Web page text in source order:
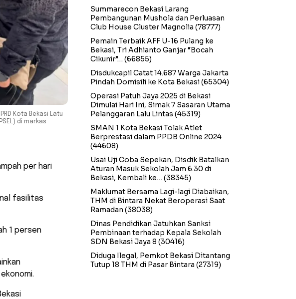
Kota Bekasi Latu
di markas
per hari
fasilitas
1 persen
Summarecon Bekasi Larang
Pembangunan Mushola dan Perluasan
Club House Cluster Magnolia (78777)
Pemain Terbaik AFF U-16 Pulang ke
Bekasi, Tri Adhianto Ganjar “Bocah
Cikunir”… (66855)
Disdukcapil Catat 14.687 Warga Jakarta
Pindah Domisili ke Kota Bekasi(65304)
Operasi Patuh Jaya 2025 di Bekasi
Dimulai Hari Ini, Simak 7 Sasaran Utama
Pelanggaran Lalu Lintas (45319)
SMAN 1 Kota Bekasi Tolak Atlet
Berprestasi dalam PPDB Online 2024
(44608)
Usai Uji Coba Sepekan, Disdik Batalkan
Aturan Masuk Sekolah Jam 6.30 di
Bekasi, Kembali ke… (38345)
Maklumat Bersama Lagi-lagi Diabaikan,
THM di Bintara Nekat Beroperasi Saat
Ramadan (38038)
Dinas Pendidikan Jatuhkan Sanksi
Pembinaan terhadap Kepala Sekolah
SDN Bekasi Jaya 8 (30416)
Diduga Ilegal, Pemkot Bekasi Ditantang
Tutup 18 THM di Pasar Bintara (27319)